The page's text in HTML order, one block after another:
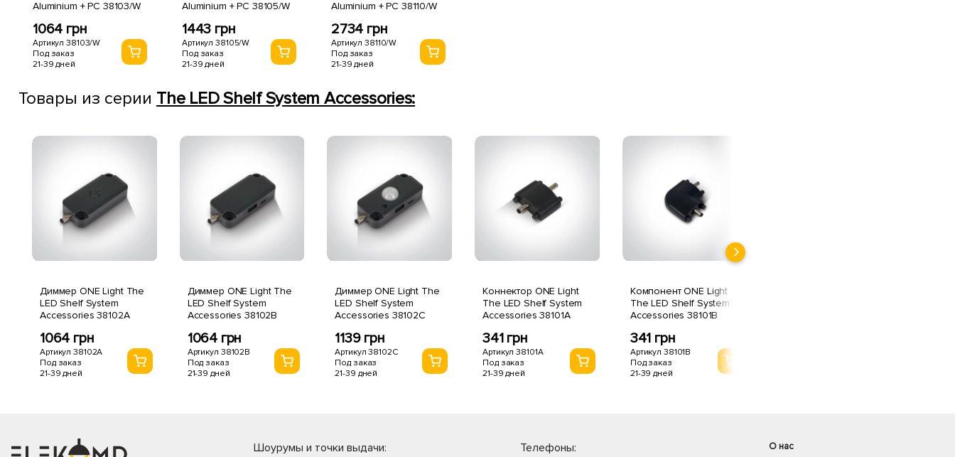
Aluminium + PC 38103/W
1064 грн
Артикул 38103/W
Под заказ
21-39 дней
Aluminium + PC 38105/W
1443 грн
Артикул 38105/W
Под заказ
21-39 дней
Aluminium + PC 38110/W
2734 грн
Артикул 38110/W
Под заказ
21-39 дней
Товары из серии The LED Shelf System Accessories:
Диммер ONE Light The
LED Shelf System
Accessories 38102A
1064 грн
Артикул 38102A
Под заказ
21-39 дней
Диммер ONE Light The
LED Shelf System
Accessories 38102B
1064 грн
Артикул 38102B
Под заказ
21-39 дней
Диммер ONE Light The
LED Shelf System
Accessories 38102C
1139 грн
Артикул 38102C
Под заказ
21-39 дней
Коннектор ONE Light
The LED Shelf System
Accessories 38101A
341 грн
Артикул 38101A
Под заказ
21-39 дней
Компонент ONE Light
The LED Shelf System
Accessories 38101B
341 грн
Артикул 38101B
Под заказ
21-39 дней
Шоурумы и точки выдачи: Телефоны: О нас